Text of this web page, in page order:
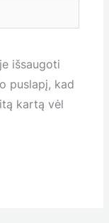
išsaugoti
puslapį, kad
kartą vėl